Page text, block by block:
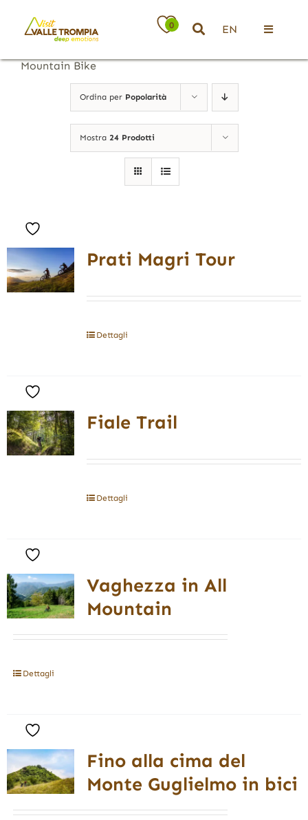
contenuto
0 EN
Toggle
Eventi
Mountain Bike
Ordina per Popolarità
Mostra 24 Prodotti
Prati Magri Tour
Dettagli
Fiale Trail
Dettagli
Vaghezza in All
Mountain
Dettagli
Fino alla cima del
Monte Guglielmo in bici